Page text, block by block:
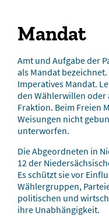
Mandat
Amt und Aufgabe der
als Mandat
Imperatives Mandat.
den Wählerwillen oder
Fraktion. Beim Freien
Weisungen nicht
unterworfen.
Die Abgeordneten in
12 der
Es schützt sie vor
Wählergruppen,
politischen und
ihre Unabhängigkeit.